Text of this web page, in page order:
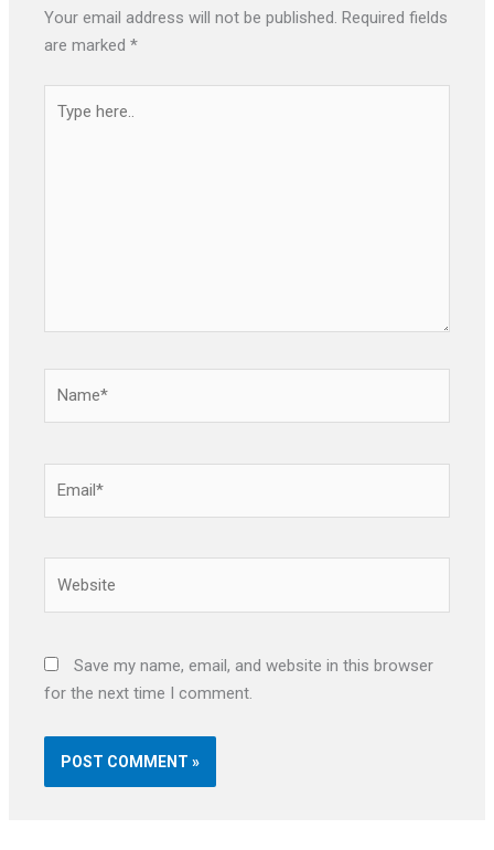
Your email address will not be published. Required fields
are marked*
here..
Save my name, email, and website in this browser
for the next time I comment.